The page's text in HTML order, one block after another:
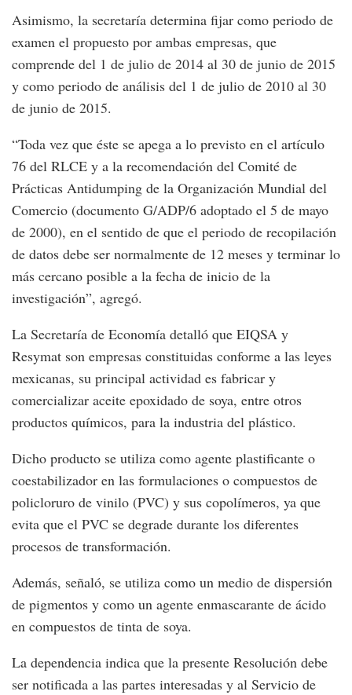
Asimismo, la secretaría determina fijar como periodo de
examen el propuesto por ambas empresas, que
comprende del 1 de julio de 2014 al 30 de junio de 2015
y como periodo de análisis del 1 de julio de 2010 al 30
de junio de 2015.
“Toda vez que éste se apega a lo previsto en el artículo
76 del RLCE y a la recomendación del Comité de
Prácticas Antidumping de la Organización Mundial del
Comercio (documento G/ADP/6 adoptado el 5 de mayo
de 2000), en el sentido de que el periodo de recopilación
de datos debe ser normalmente de 12 meses y terminar lo
más cercano posible a la fecha de inicio de la
investigación”, agregó.
La Secretaría de Economía detalló que EIQSA y
Resymat son empresas constituidas conforme a las leyes
mexicanas, su principal actividad es fabricar y
comercializar aceite epoxidado de soya, entre otros
productos químicos, para la industria del plástico.
Dicho producto se utiliza como agente plastificante o
coestabilizador en las formulaciones o compuestos de
policloruro de vinilo (PVC) y sus copolímeros, ya que
evita que el PVC se degrade durante los diferentes
procesos de transformación.
Además, señaló, se utiliza como un medio de dispersión
de pigmentos y como un agente enmascarante de ácido
en compuestos de tinta de soya.
La dependencia indica que la presente Resolución debe
ser notificada a las partes interesadas y al Servicio de